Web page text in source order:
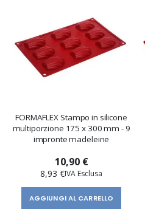
FORMAFLEX Stampo in silicone
multiporzione 175 x 300 mm - 9
impronte madeleine
10,90 €
8,93 €
AGGIUNGI AL CARRELLO